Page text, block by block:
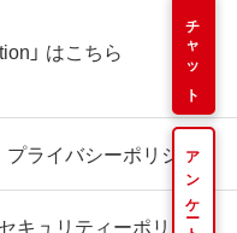
チャット
アンケート
」 はこちら
プライバシーポリシー
セキュリティーポリシー